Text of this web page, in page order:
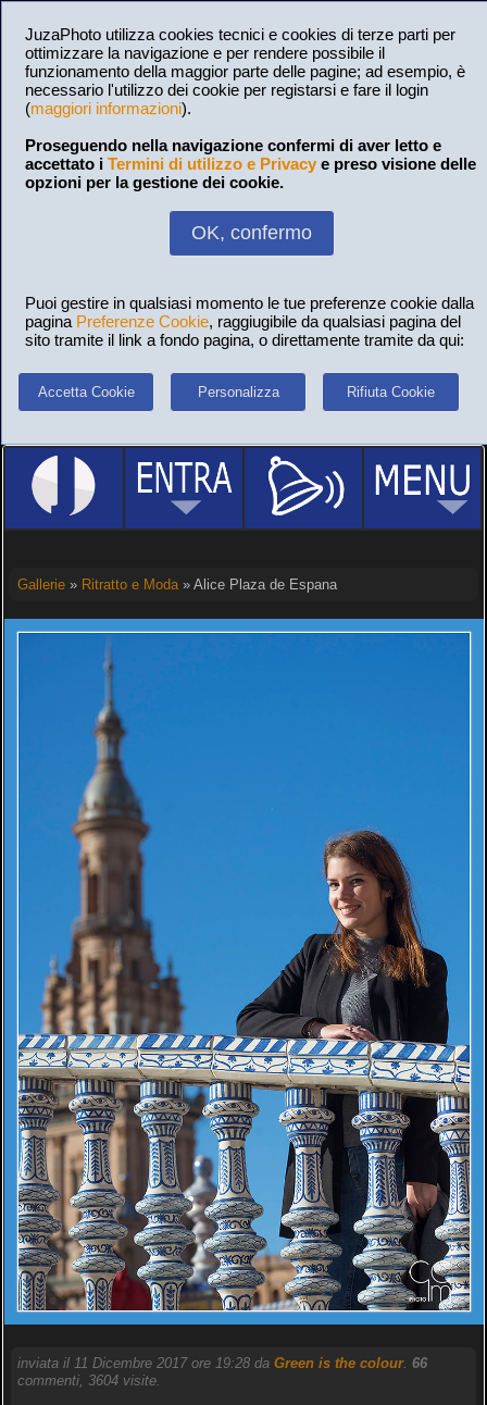
JuzaPhoto utilizza cookies tecnici e cookies di terze parti per
ottimizzare la navigazione e per rendere possibile il
funzionamento della maggior parte delle pagine; ad esempio, è
necessario l'utilizzo dei cookie per registarsi e fare il login
(maggiori informazioni).
Proseguendo nella navigazione confermi di aver letto e
accettato i Termini di utilizzo e Privacy e preso visione delle
opzioni per la gestione dei cookie.
OK, confermo
Puoi gestire in qualsiasi momento le tue preferenze cookie dalla
pagina Preferenze Cookie, raggiugibile da qualsiasi pagina del
sito tramite il link a fondo pagina, o direttamente tramite da qui:
Accetta Cookie Personalizza Rifiuta Cookie
Gallerie» Ritratto e Moda» Alice Plaza de Espana
inviata il 11 Dicembre 2017 ore 19:28 da Green is the colour. 66
commenti, 3604 visite.